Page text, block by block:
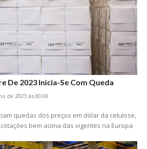
De 2023 Inicia-Se Com Queda
de 2023 às 00:00
quedas dos preços em dólar da celulose,
bem acima das vigentes na Europa